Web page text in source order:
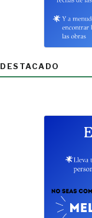
DESTACADO